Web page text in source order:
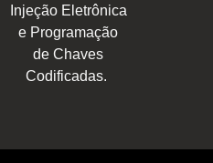
Injeção Eletrônica
e Programação
de Chaves
Codificadas.